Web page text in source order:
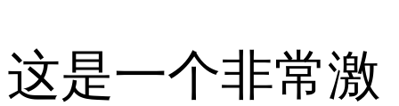
这是一个非常激